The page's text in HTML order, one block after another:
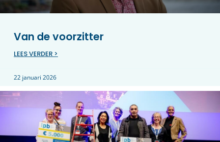
Van de voorzitter
LEES VERDER >
22 januari 2026